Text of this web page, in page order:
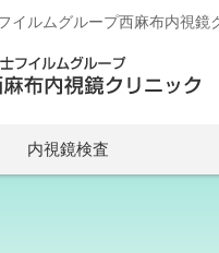
イルムグループ西麻布内視鏡
内視鏡検査